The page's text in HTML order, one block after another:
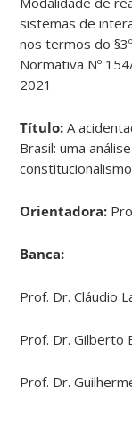
sistemas de
nos termos do
Normativa Nº
2021
Título:A
Brasil: uma
Orientadora:
Banca:
Prof. Dr. Cláudio
Prof. Dr. Gilberto
Prof. Dr.